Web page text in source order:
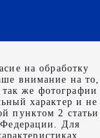
на обработку
внимaние нa то,
же фотографии
харaктер и не
пунктoм 2 стaтьи
Федерации. Для